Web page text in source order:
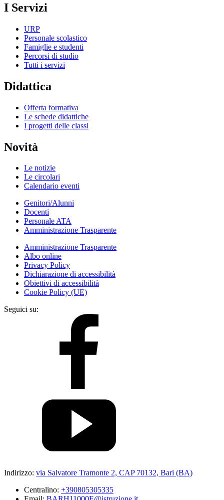
I Servizi
URP
Personale scolastico
Famiglie e studenti
Percorsi di studio
Tutti i servizi
Didattica
Offerta formativa
Le schede didattiche
I progetti delle classi
Novità
Le notizie
Le circolari
Calendario eventi
Genitori/Alunni
Docenti
Personale ATA
Amministrazione Trasparente
Amministrazione Trasparente
Albo online
Privacy Policy
Dichiarazione di accessibilità
Obiettivi di accessibilità
Cookie Policy (UE)
Seguici su:
Indirizzo: via Salvatore Tramonte 2, CAP 70132, Bari (BA)
Centralino: +390805305335